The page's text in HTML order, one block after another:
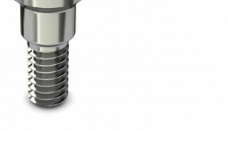
Ajouter au panier